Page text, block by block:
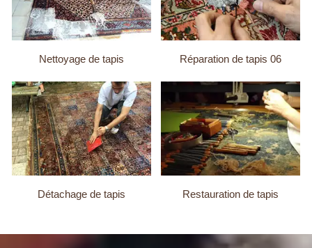
Nettoyage de tapis Réparation de tapis 06
Détachage de tapis Restauration de tapis